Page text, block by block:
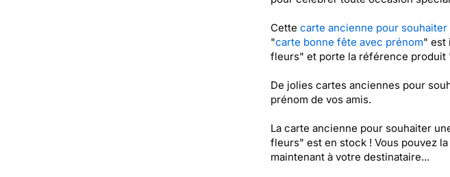
Cette carte ancienne pour
"carte bonne fête avec prénom" est
fleurs" et porte la référence produit
De jolies cartes anciennes pour
prénom de vos amis.
La carte ancienne pour souhaiter
fleurs" est en stock ! Vous pouvez
maintenant à votre destinataire...